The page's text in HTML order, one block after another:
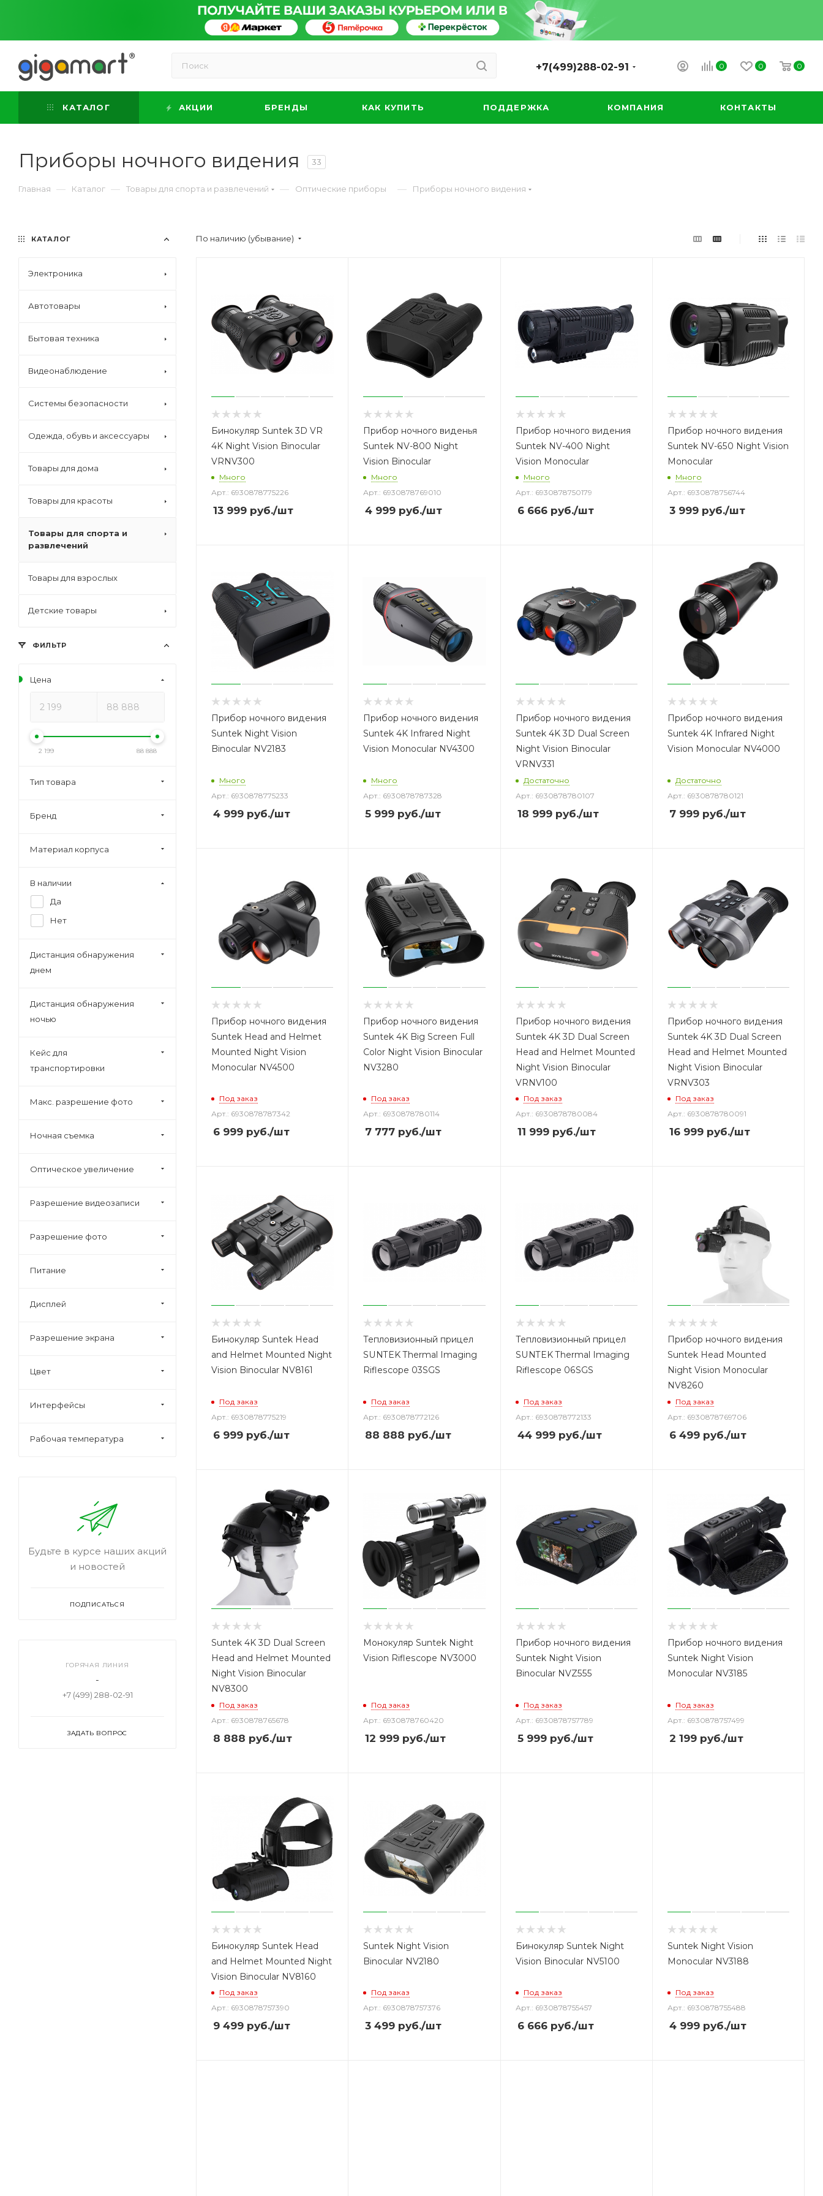
0 0 0
+7(499)288-02-91
КАТАЛОГ АКЦИИ БРЕНДЫ КАК КУПИТЬ ПОДДЕРЖКА КОМПАНИЯ КОНТАКТЫ
Приборы ночного видения 33
Главная — Каталог — Товары для спорта и развлечений — Оптические приборы — Приборы ночного видения
По наличию (убывание)
Бинокуляр Suntek 3D VR
4K Night Vision Binocular
VRNV300
Много
Арт.: 6930878775226
13 999 руб./шт
Прибор ночного виденья
Suntek NV-800 Night
Vision Binocular
Много
Арт.: 6930878769010
4 999 руб./шт
Прибор ночного видения
Suntek NV-400 Night
Vision Monocular
Много
Арт.: 6930878750179
6 666руб./шт
Прибор ночного видения
Suntek NV-650 Night Vision
Monocular
Много
Арт.: 6930878756744
3 999руб./шт
Прибор ночного видения
Suntek Night Vision
Binocular NV2183
Много
Арт.: 6930878775233
4 999 руб./шт
Прибор ночного видения
Suntek 4K Infrared Night
Vision Monocular NV4300
Много
Арт.: 6930878787328
5 999 руб./шт
Прибор ночного видения
Suntek 4K 3D Dual Screen
Night Vision Binocular
VRNV331
Достаточно
Арт.: 6930878780107
18 999руб./шт
Прибор ночного видения
Suntek 4K Infrared Night
Vision Monocular NV4000
Достаточно
Арт.: 6930878780121
7 999руб./шт
Прибор ночного видения
Suntek Head and Helmet
Mounted Night Vision
Monocular NV4500
Под заказ
Арт.: 6930878787342
6 999 руб./шт
Прибор ночного видения
Suntek 4K Big Screen Full
Color Night Vision Binocular
NV3280
Под заказ
Арт.: 6930878780114
7 777 руб./шт
Прибор ночного видения
Suntek 4K 3D Dual Screen
Head and Helmet Mounted
Night Vision Binocular
VRNV100
Под заказ
Арт.: 6930878780084
11 999руб./шт
Прибор ночного видения
Suntek 4K 3D Dual Screen
Head and Helmet Mounted
Night Vision Binocular
VRNV303
Под заказ
Арт.: 6930878780091
16 999руб./шт
Бинокуляр Suntek Head
and Helmet Mounted Night
Vision Binocular NV8161
Под заказ
Арт.: 6930878775219
6 999 руб./шт
Тепловизионный прицел
SUNTEK Thermal Imaging
Riflescope 03SGS
Под заказ
Арт.: 6930878772126
88 888 руб./шт
Тепловизионный прицел
SUNTEK Thermal Imaging
Riflescope 06SGS
Под заказ
Арт.: 6930878772133
44 999руб./шт
Прибор ночного видения
Suntek Head Mounted
Night Vision Monocular
NV8260
Под заказ
Арт.: 6930878769706
6 499руб./шт
Suntek 4K 3D Dual Screen
Head and Helmet Mounted
Night Vision Binocular
NV8300
Под заказ
Арт.: 6930878765678
8 888 руб./шт
Монокуляр Suntek Night
Vision Riflescope NV3000
Под заказ
Арт.: 6930878760420
12 999 руб./шт
Прибор ночного видения
Suntek Night Vision
Binocular NVZ555
Под заказ
Арт.: 6930878757789
5 999руб./шт
Прибор ночного видения
Suntek Night Vision
Monocular NV3185
Под заказ
Арт.: 6930878757499
2 199руб./шт
Бинокуляр Suntek Head
and Helmet Mounted Night
Vision Binocular NV8160
Под заказ
Арт.: 6930878757390
9 499 руб./шт
Suntek Night Vision
Binocular NV2180
Под заказ
Арт.: 6930878757376
3 499 руб./шт
Бинокуляр Suntek Night
Vision Binocular NV5100
Под заказ
Арт.: 6930878755457
6 666руб./шт
Suntek Night Vision
Monocular NV3188
Под заказ
Арт.: 6930878755488
4 999руб./шт
КАТАЛОГ
Электроника
Автотовары
Бытовая техника
Видеонаблюдение
Системы безопасности
Одежда, обувь и аксессуары
Товары для дома
Товары для красоты
Товары для спорта и
развлечений
Товары для взрослых
Детские товары
ФИЛЬТР
Цена
2 199 88 888
Тип товара
Бренд
Материал корпуса
В наличии
Да
Нет
Дистанция обнаружения
днем
Дистанция обнаружения
ночью
Кейс для
транспортировки
Макс. разрешение фото
Ночная съемка
Оптическое увеличение
Разрешение видеозаписи
Разрешение фото
Питание
Дисплей
Разрешение экрана
Цвет
Интерфейсы
Рабочая температура
Будьте в курсе наших акций
и новостей
ПОДПИСАТЬСЯ
ГОРЯЧАЯ ЛИНИЯ
-
+7 (499) 288-02-91
ЗАДАТЬ ВОПРОС